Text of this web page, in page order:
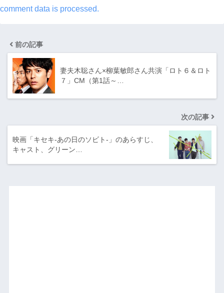
comment data is processed.
前の記事
妻夫木聡さん×柳葉敏郎さん共演「ロト６＆ロト
７」CM（第1話～…
次の記事
映画「キセキ-あの日のソビト-」のあらすじ、
キャスト、グリーン…